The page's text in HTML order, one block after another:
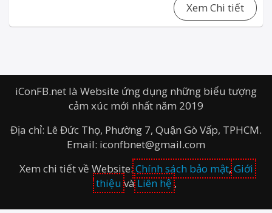
Xem Chi tiết
iConFB.net là Website ứng dụng những biểu tượng
cảm xúc mới nhất năm 2019
Địa chỉ: Lê Đức Thọ, Phường 7, Quận Gò Vấp, TPHCM.
Email: iconfbnet@gmail.com
Xem chi tiết về Website:Chính sách bảo mật,Giới
thiệu vàLiên hệ,